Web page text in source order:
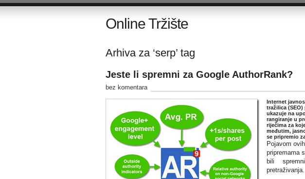
Online Tržište
Arhiva za ‘serp’ tag
Jeste li spremni za Google AuthorRank?
bez komentara
Internet
tražilica
ukazuje na
rangiranje u
riječima za
međutim,
se pripremio
Pojavom
pripremama
bili
pretraživanja.